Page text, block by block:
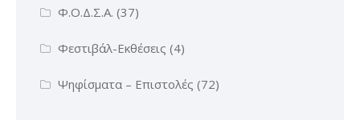
Φ.Ο.Δ.Σ.Α. (37)
Φεστιβάλ-Εκθέσεις (4)
Ψηφίσματα – Επιστολές (72)